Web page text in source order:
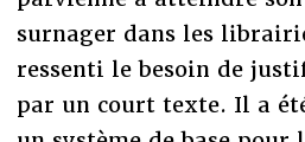
surnager dans les
ressenti le besoin de
par un court texte. Il a